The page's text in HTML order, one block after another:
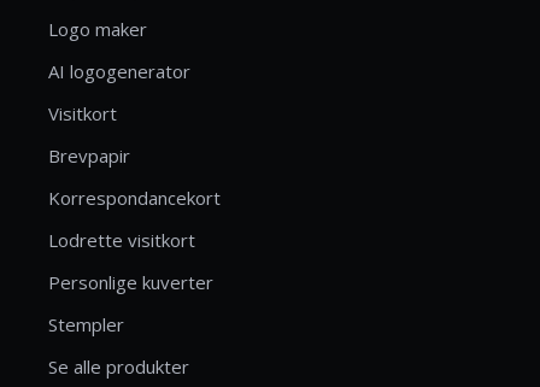
Logo maker
AI logogenerator
Visitkort
Brevpapir
Korrespondancekort
Lodrette visitkort
Personlige kuverter
Stempler
Se alle produkter